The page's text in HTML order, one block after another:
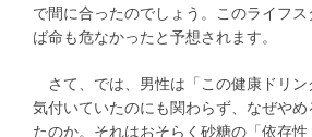
で間に合ったのでしょう。このライフ
ば命も危なかったと予想されます。
さて、では、男性は「この健康ドリン
気付いていたのにも関わらず、なぜやめ
たのか。それはおそらく砂糖の「依存